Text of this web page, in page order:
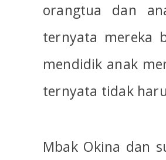
orangtua dan
ternyata mereka
mendidik anak
ternyata tidak
Mbak Okina dan